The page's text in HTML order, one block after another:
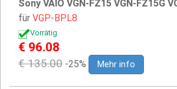
Sony VAIO VGN-FZ15 VGN-FZ15G
für VGP-BPL8
Vorrätig
€ 96.08
€ 135.00 -25% Mehr info